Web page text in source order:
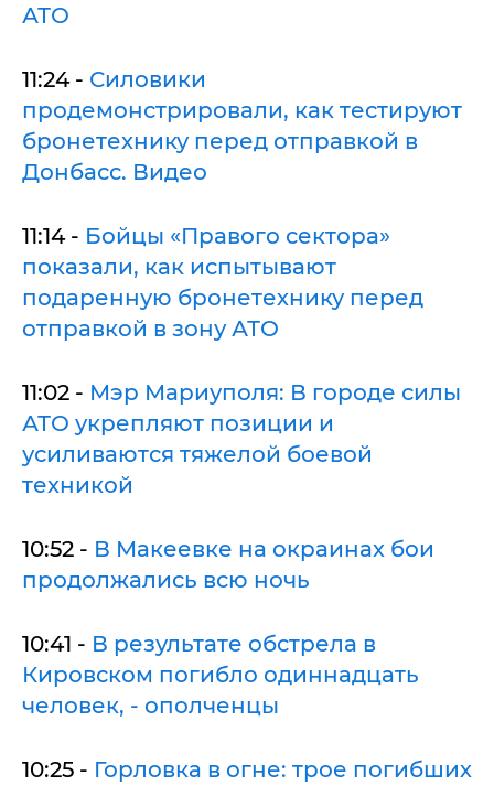
АТО
11:24 - Силовики
продемонстрировали, как тестируют
бронетехнику перед отправкой в
Донбасс. Видео
11:14 - Бойцы «Правого сектора»
показали, как испытывают
подаренную бронетехнику перед
отправкой в зону АТО
11:02 - Мэр Мариуполя: В городе силы
АТО укрепляют позиции и
усиливаются тяжелой боевой
техникой
10:52 - В Макеевке на окраинах бои
продолжались всю ночь
10:41 - В результате обстрела в
Кировском погибло одиннадцать
человек, - ополченцы
10:25 - Горловка в огне: трое погибших